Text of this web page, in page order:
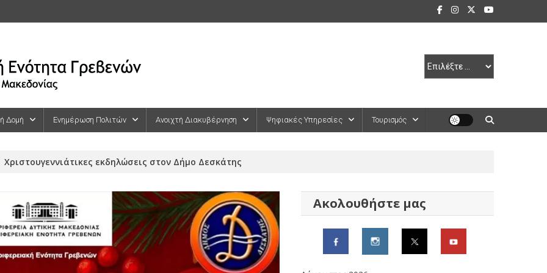
Δομή Ενημέρωση Πολιτών Ανοιχτή Διακυβέρνηση Ψηφιακές Υπηρεσίες Τουρισμός
Χριστουγεννιάτικες εκδηλώσεις στον Δήμο Δεσκάτης
Ακολουθήστε μας